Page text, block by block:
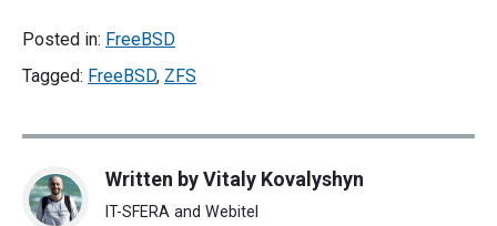
Posted in: FreeBSD
Tagged: FreeBSD, ZFS
Written byVitaly Kovalyshyn
IT-SFERA and Webitel